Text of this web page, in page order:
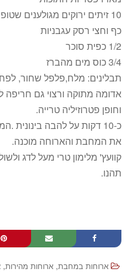
10 זיתים ירוקים מגולענים שטופים מתחת לברז
כף וחצי רסק עגבניות
1/2 כפית סוכר
3/4 כוס מים מהברז
תבלינים: מלח,פלפל שחור,
אדומה מתוקה ורצוי גם חריפה
וחופן פטרוזיליה טרייה.
כ-10 דקות על להבה
את המחבת והארוחה מוכנה.
קוועץ' מלימון טרי מעל לדג
תהנו.
ארוחות במחבת, ארוחות מהירות,